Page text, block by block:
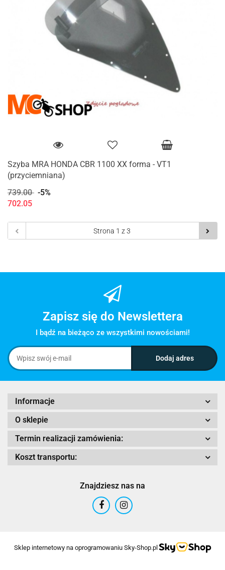
Szyba MRA HONDA CBR 1100 XX forma - VT1
(przyciemniana)
739.00 -5%
702.05
Zapisz się do Newslettera
I bądź na bieżąco ze wszystkimi nowościami!
Informacje
O sklepie
Termin realizacji zamówienia:
Koszt transportu:
Znajdziesz nas na
Sklep internetowy na oprogramowaniu Sky-Shop.pl